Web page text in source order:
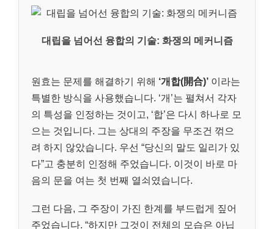
대립을 넘어선 융합의 기술: 화쟁의 메커니즘
원효는 문제를 해결하기 위해 ‘개합(開合)’ 이라는
특별한 방식을 사용했습니다. ‘개’는 펼쳐서 각자
의 특성을 인정하는 것이고, ‘합’은 다시 하나로 모
으는 것입니다. 그는 상대의 주장을 무조건 꺾으
려 하지 않았습니다. 우선 “당신의 말도 일리가 있
다”고 충분히 인정해 주었습니다. 이것이 바로 마
음의 문을 여는 첫 번째 열쇠였습니다.
그런 다음, 그 주장이 가진 한계를 부드럽게 짚어
주었습니다. “하지만 그것이 전체의 모습은 아닙